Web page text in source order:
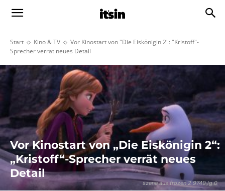
Start Kino & TV
Vor Kinostart von "Die Eiskönigin 2": "Kristoff"-
Sprecher verrät neues Detail
szene aus frozen 2 9749 lg 0
Vor Kinostart von „Die Eiskönigin 2“:
„Kristoff“-Sprecher verrät neues
Detail